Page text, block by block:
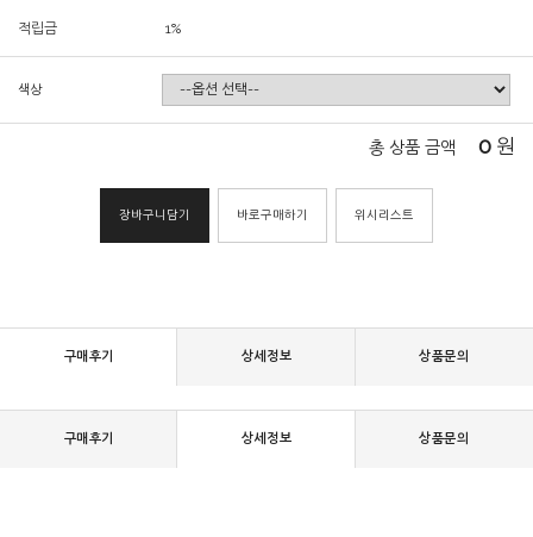
적립금 1%
색상
총 상품 금액 0 원
장바구니담기 바로구매하기 위시리스트
구매후기 상세정보 상품문의
구매후기 상세정보 상품문의